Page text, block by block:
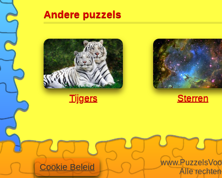
Andere puzzels
Tijgers Sterren
Cookie Beleid
Alle